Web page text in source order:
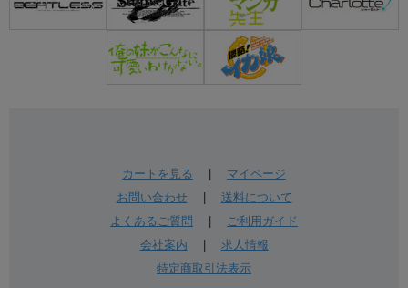
カートを見る
マイページ
お問い合わせ| 送料について
よくあるご質問
ご利用ガイド
会社案内
求人情報
特定商取引法表示